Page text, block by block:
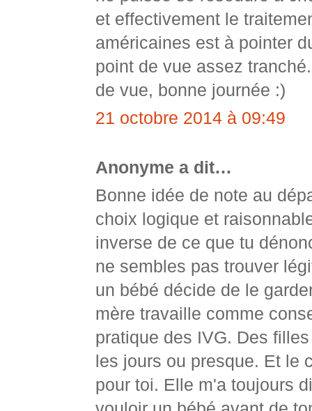
et effectivement le
américaines est à pointer
point de vue assez
de vue, bonne journée :)
21 octobre 2014 à 09:49
Anonyme a dit…
Bonne idée de note au
choix logique et
inverse de ce que tu
ne sembles pas trouver
un bébé décide de le
mère travaille comme
pratique des IVG. Des
les jours ou presque. Et le
pour toi. Elle m'a toujours